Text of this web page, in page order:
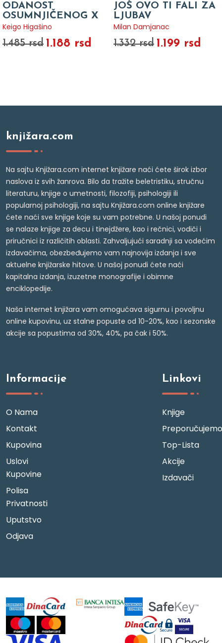
ODANOST
OSUMNJIČENOG X
Keigo Higašino
1.485 rsd 1.188 rsd
JOŠ OVO TI FALI ZA
LJUBAV
Milan Damjanac
1.332 rsd 1.199 rsd
knjižara.com
Na sajtu Knjižara.com internet knjižare naći ćete širok izbor
naslova iz svih žanrova. Bilo da tražite beletristiku, stručnu
literaturu, knjige o umetnosti, filozofiji, psihologiji ili
popularnoj psihologiji, na sajtu Knjižara.com online knjižare
ćete naći sve knjige koje su vam potrebne. U našoj ponudi
se nalaze knjige za decu i tinejdžere, kao i rečnici, vodiči i
priručnici iz različitih oblasti. Zahvaljujući saradnji sa vodećim
izdavačima, obezbeđujemo vam najnovija izdanja i sve
aktuelne knjižarske hitove. U našoj ponudi ćete naći
kapitalna izdanja, izuzetne monografije i obimne
enciklopedije.
Naša internet knjižara vam omogućava sigurnu i povoljnu
online kupovinu, uz stalne popuste od 10-20%, kao i sezonske
akcije sa popustima od 30%, 40%, pa čak i 50%.
Informacije
O Nama
Kontakt
Kupovina
Uslovi
Kupovine
Polisa
Privatnosti
Uputstvo
Odjava
Linkovi
Knjige
Preporučujemo
Top-Lista
Akcije
Izdavači